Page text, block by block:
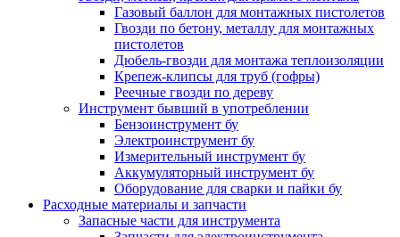
Газовый баллон для монтажных пистолетов
Гвозди по бетону, металлу для монтажных
пистолетов
Дюбель-гвозди для монтажа теплоизоляции
Крепеж-клипсы для труб (гофры)
Реечные гвозди по дереву
Инструмент бывший в употреблении
Бензоинструмент бу
Электроинструмент бу
Измерительный инструмент бу
Аккумуляторный инструмент бу
Оборудование для сварки и пайки бу
Расходные материалы и запчасти
Запасные части для инструмента